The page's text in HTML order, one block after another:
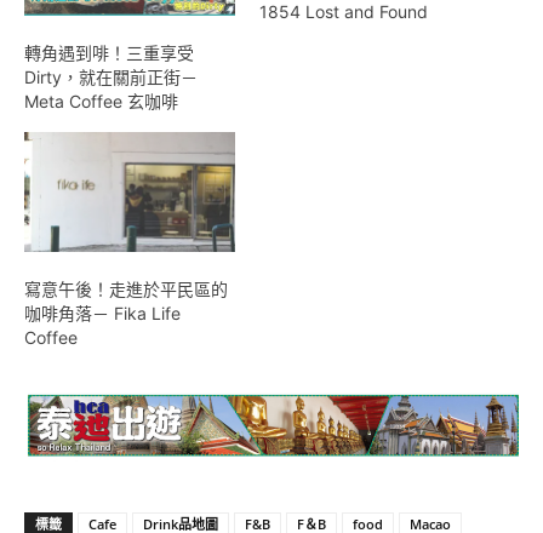
轉角遇到啡！三重享受
Dirty，就在關前正街－
Meta Coffee 玄咖啡
1854 Lost and Found
寫意午後！走進於平民區的
咖啡角落－ Fika Life
Coffee
標籤 Cafe Drink品地圖 F&B F＆B food
Macao